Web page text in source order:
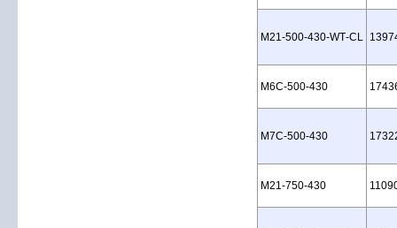
M21‑500‑430‑WT‑CL
M6C‑500‑430
M7C‑500‑430
M21‑750‑430